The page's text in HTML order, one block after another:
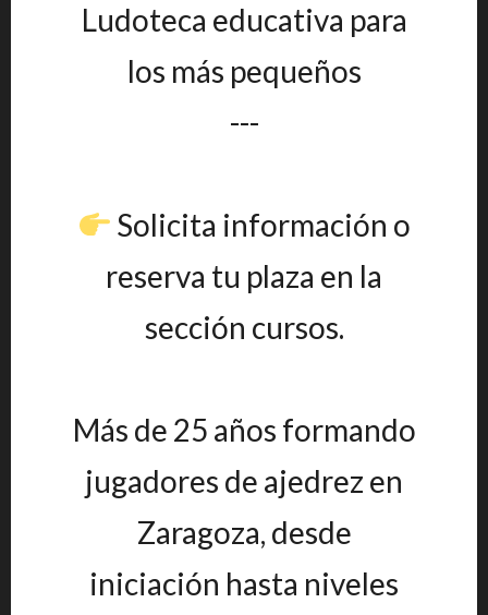
Ludoteca educativa para
los más pequeños
---
Solicita información o
reserva tu plaza en la
sección cursos.
Más de 25 años formando
jugadores de ajedrez en
Zaragoza, desde
iniciación hasta niveles